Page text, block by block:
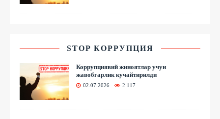
STOP КОРРУПЦИЯ
Коррупциявий жиноятлар учун
жавобгарлик кучайтирилди
02.07.2026 2 117